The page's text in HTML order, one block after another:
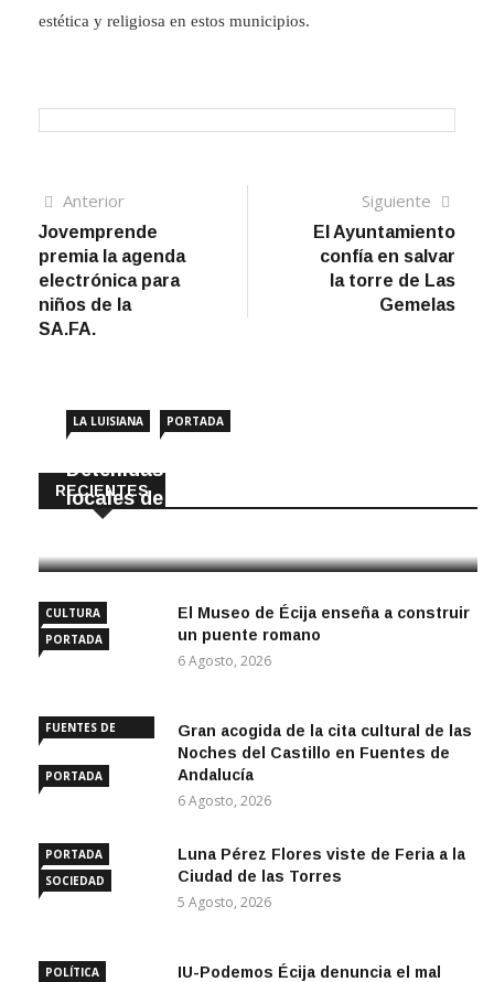
estética y religiosa en estos municipios.
Navegación
de
entradas
AnteriorArtículo
anterior
Jovemprende
premia la agenda
electrónica para
niños de la
SA.FA.
Siguiente
El Ayuntamiento
confía en salvar
la torre de Las
Gemelas
RECIENTES
LA LUISIANA PORTADA
Detenidas dos personas por robar en
locales de La Luisiana
CULTURA
PORTADA
El Museo de Écija enseña a construir
un puente romano
6 Agosto, 2026
FUENTES DE
PORTADA
Gran acogida de la cita cultural de las
Noches del Castillo en Fuentes de
Andalucía
6 Agosto, 2026
PORTADA
SOCIEDAD
Luna Pérez Flores viste de Feria a la
Ciudad de las Torres
5 Agosto, 2026
POLÍTICA
IU-Podemos Écija denuncia el mal